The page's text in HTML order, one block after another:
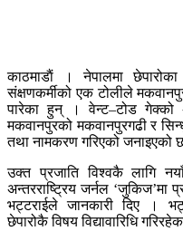
काठमाडाैं । नेपालमा
संक्षणकर्मीको एक टोलीले
पारेका हुन् । वेन्ट–टोड गेक्को
मकवानपुरको मकवानपुरगढी र
तथा नामकरण गरिएको जनाइएको
उक्त प्रजाति विश्वकै लागि
अन्तरराष्ट्रिय जर्नल ‘जुकिज’मा
भट्टराईले जानकारी दिए ।
छेपारोकै विषय विद्यावारिधि